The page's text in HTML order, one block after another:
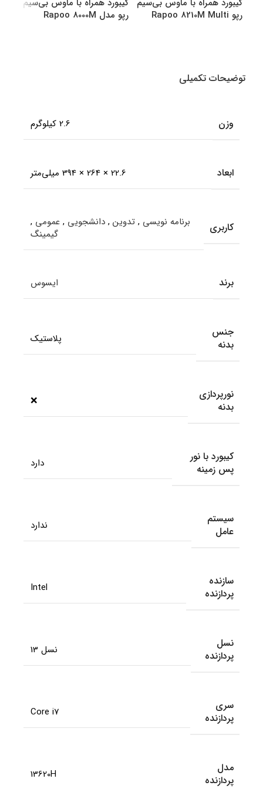
رپو Rapoo 8210M Multi
رپو مدل Rapoo 8000M
توضیحات تکمیلی
وزن 2.6 کیلوگرم
ابعاد 22.6 × 264 × 394 میلی‌متر
کاربری برنامه نویسی , تدوین , دانشجویی , عمومی ,
گیمینگ
برند ایسوس
جنس
بدنه
پلاستیک
نورپردازی
بدنه
❌
کیبورد با نور
پس زمینه
دارد
سیستم
عامل
ندارد
سازنده
پردازنده
Intel
نسل
پردازنده
نسل 13
سری
پردازنده
Core i7
مدل
پردازنده
13620H